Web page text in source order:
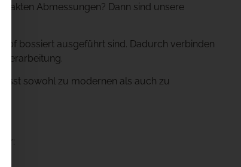
Abmessungen? Dann sind unsere
bossiert ausgeführt sind. Dadurch verbinden
Verarbeitung.
sowohl zu modernen als auch zu